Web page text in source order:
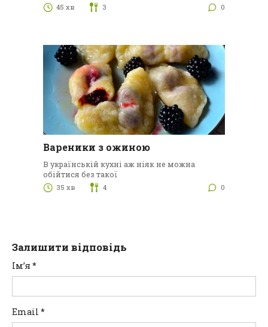
45 хв 3 0
Вареники з ожиною
В українській кухні аж ніяк не можна
обійтися без такої
35 хв 4 0
Залишити відповідь
Ім’я *
Email *